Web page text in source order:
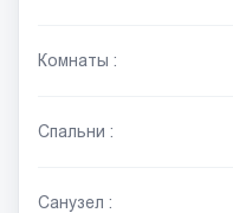
Комнаты :
Спальни :
Санузел :